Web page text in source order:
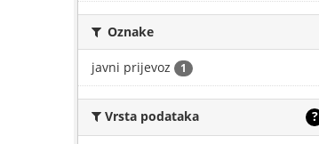
Oznake
javni prijevoz 1
Vrsta podataka ?